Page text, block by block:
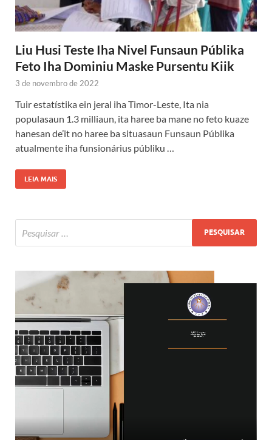
Liu Husi Teste Iha Nivel Funsaun Públika
Feto Iha Dominiu Maske Pursentu Kiik
3 de novembro de 2022
Tuir estatístika ein jeral iha Timor-Leste, Ita nia
populasaun 1.3 milliaun, ita haree ba mane no feto kuaze
hanesan de’it no haree ba situasaun Funsaun Públika
atualmente iha funsionárius públiku …
LEIA MAIS